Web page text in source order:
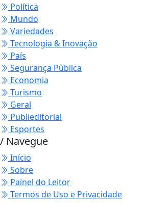
Política
Mundo
Variedades
Tecnologia & Inovação
País
Segurança Pública
Economia
Turismo
Geral
Publieditorial
Esportes
/ Navegue
Início
Sobre
Painel do Leitor
Termos de Uso e Privacidade